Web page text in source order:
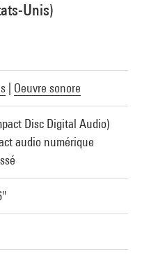
Unis)
Oeuvre sonore
Disc Digital Audio)
audio numérique